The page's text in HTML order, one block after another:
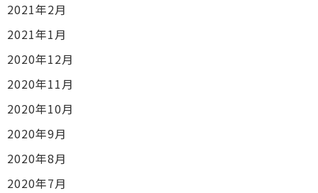
2021年2月
2021年1月
2020年12月
2020年11月
2020年10月
2020年9月
2020年8月
2020年7月